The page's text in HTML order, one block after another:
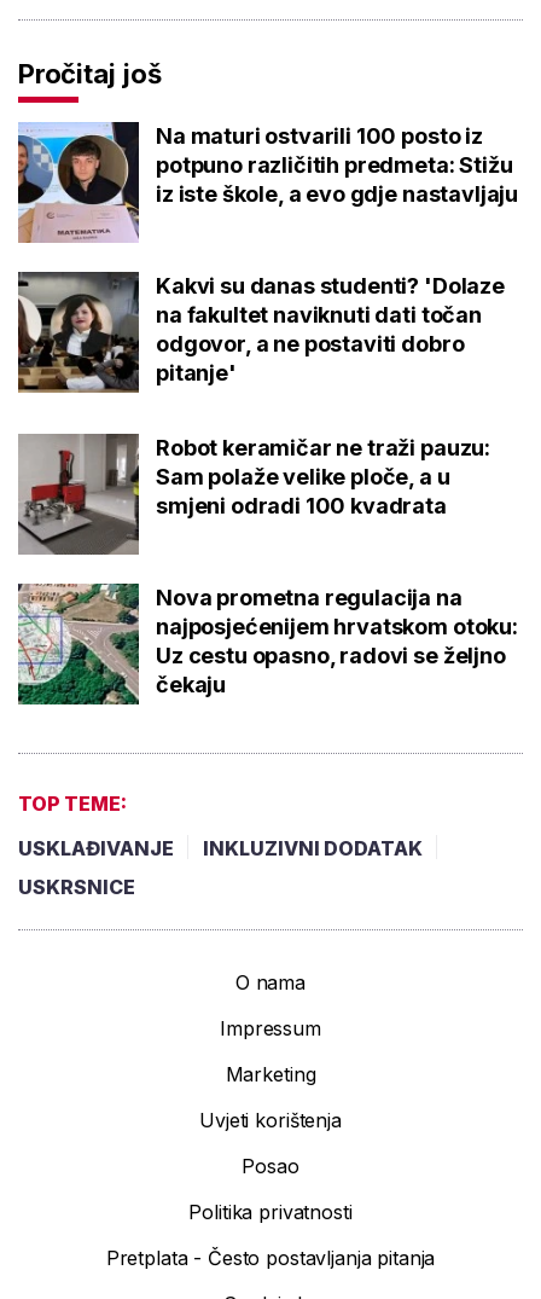
Pročitaj još
Na maturi ostvarili 100 posto iz
potpuno različitih predmeta: Stižu
iz iste škole, a evo gdje nastavljaju
Kakvi su danas studenti? 'Dolaze
na fakultet naviknuti dati točan
odgovor, a ne postaviti dobro
pitanje'
Robot keramičar ne traži pauzu:
Sam polaže velike ploče, a u
smjeni odradi 100 kvadrata
Nova prometna regulacija na
najposjećenijem hrvatskom otoku:
Uz cestu opasno, radovi se željno
čekaju
TOP TEME:
USKLAĐIVANJE
INKLUZIVNI DODATAK
USKRSNICE
O nama
Impressum
Marketing
Uvjeti korištenja
Posao
Politika privatnosti
Pretplata - Često postavljanja pitanja